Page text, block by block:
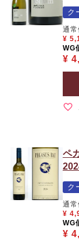
ク
通常
¥
WG
¥
ペ
ク
通常
¥
WG
¥